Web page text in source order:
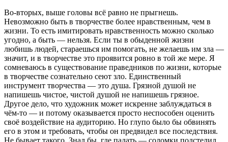
Во-вторых, выше головы всё равно не прыгнешь.
Невозможно быть в творчестве более нравственным, чем в
жизни. То есть имитировать нравственность можно сколько
угодно, а быть — нельзя. Если ты в обыденной жизни
любишь людей, стараешься им помогать, не желаешь им зла —
значит, и в творчестве это проявится ровно в той же мере. Я
сомневаюсь в существование праведников по жизни, которые
в творчестве сознательно сеют зло. Единственный
инструмент творчества — это душа. Грязной душой не
напишешь чистое, чистой душой не напишешь грязное.
Другое дело, что художник может искренне заблуждаться в
чём-то — и потому оказывается просто неспособен оценить
своё воздействие на аудиторию. Но глупо было бы обвинять
его в этом и требовать, чтобы он предвидел все последствия.
Не бывает такого. Знал бы, где падать — соломки подстелил